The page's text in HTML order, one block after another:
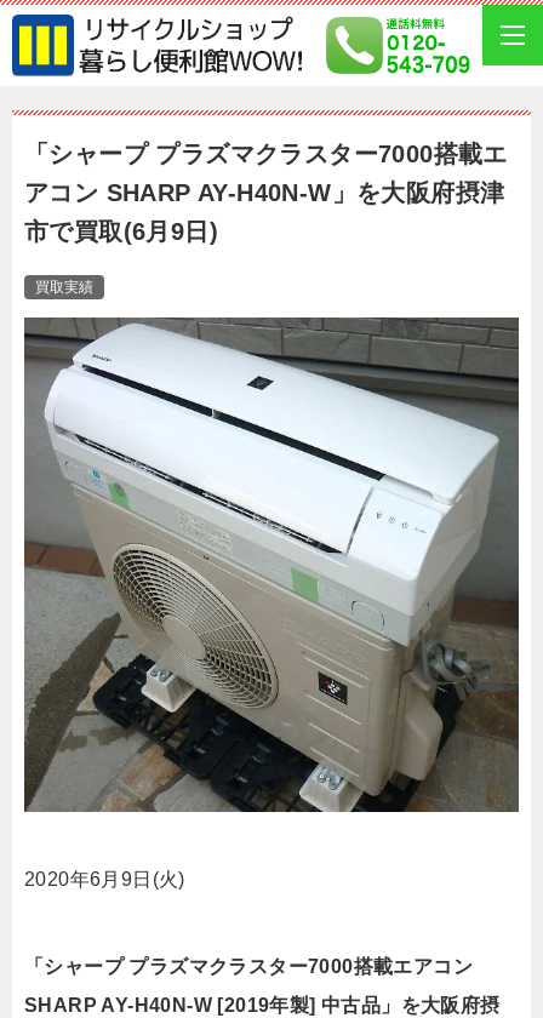
「シャープ プラズマクラスター7000搭載エ
アコン SHARP AY-H40N-W」を大阪府摂津
市で買取(6月9日)
買取実績
2020年6月9日(火)
「シャープ プラズマクラスター7000搭載エアコン
SHARP AY-H40N-W [2019年製] 中古品」を大阪府摂